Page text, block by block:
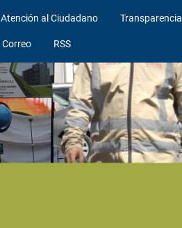
Atención al Ciudadano Transparencia
Correo RSS